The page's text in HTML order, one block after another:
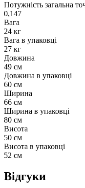
Потужність загальна
0,147
Вага
24 кг
Вага в упаковці
27 кг
Довжина
49 см
Довжина в упаковці
60 см
Ширина
66 см
Ширина в упаковці
80 см
Висота
50 см
Висота в упаковці
52 см
Відгуки